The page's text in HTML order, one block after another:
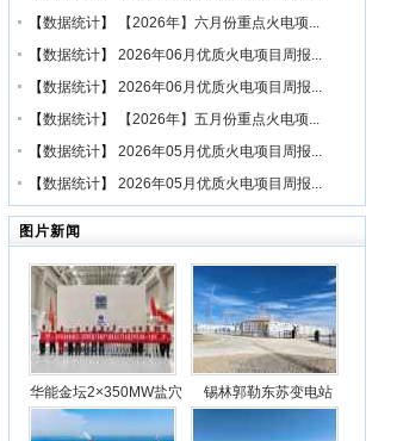
【数据统计】
【2026年】六月份重点火电项...
【数据统计】 2026年06月优质火电项目周报...
【数据统计】 2026年06月优质火电项目周报...
【数据统计】
【2026年】五月份重点火电项...
【数据统计】 2026年05月优质火电项目周报...
【数据统计】 2026年05月优质火电项目周报...
图片新闻
华能金坛2×350MW盐穴
压缩空气储能发电项目2
锡林郭勒东苏变电站